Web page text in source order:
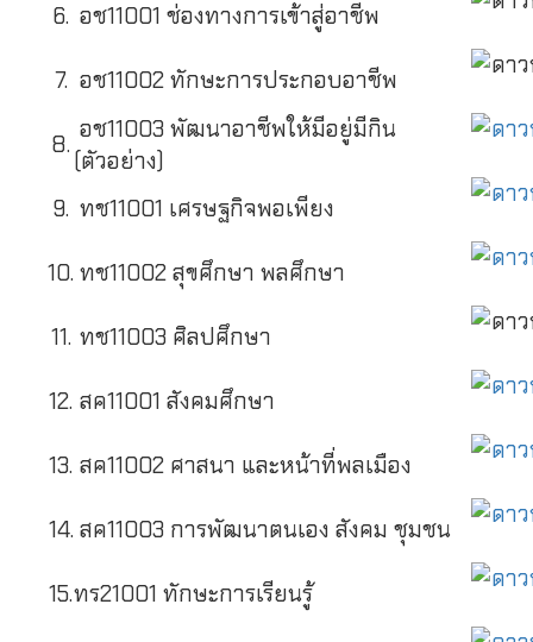
6. อช11001 ช่องทางการเข้าสู่อาชีพ
7. อช11002 ทักษะการประกอบอาชีพ
8.
อช11003 พัฒนาอาชีพให้มีอยู่มีกิน
(ตัวอย่าง)
9. ทช11001 เศรษฐกิจพอเพียง
10. ทช11002 สุขศึกษา พลศึกษา
11. ทช11003 ศิลปศึกษา
12. สค11001 สังคมศึกษา
13. สค11002 ศาสนา และหน้าที่พลเมือง
14. สค11003 การพัฒนาตนเอง สังคม ชุมชน
15.ทร21001 ทักษะการเรียนรู้